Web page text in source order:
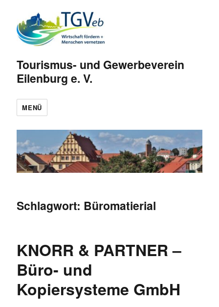
Tourismus- und Gewerbeverein
Eilenburg e. V.
MENÜ
Schlagwort: Büromatierial
KNORR & PARTNER –
Büro- und
Kopiersysteme GmbH